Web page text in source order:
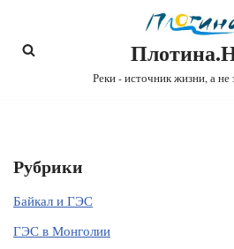
Перейти
Реки - источник жизни, а не
Рубрики
Байкал и ГЭС
ГЭС в Монголии